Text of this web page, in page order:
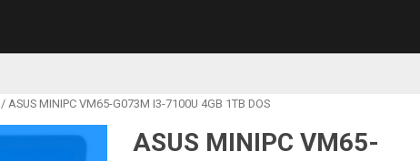
/ ASUS MINIPC VM65-G073M I3-7100U 4GB 1TB DOS
ASUS MINIPC VM65-